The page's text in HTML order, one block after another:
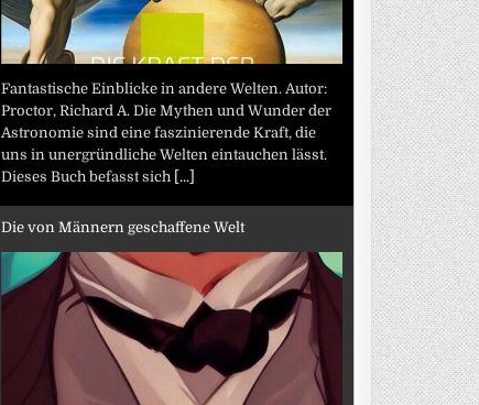
Fantastische Einblicke in andere Welten. Autor:
Proctor, Richard A. Die Mythen und Wunder der
Astronomie sind eine faszinierende Kraft, die
uns in unergründliche Welten eintauchen lässt.
Dieses Buch befasst sich [...]
Die von Männern geschaffene Welt